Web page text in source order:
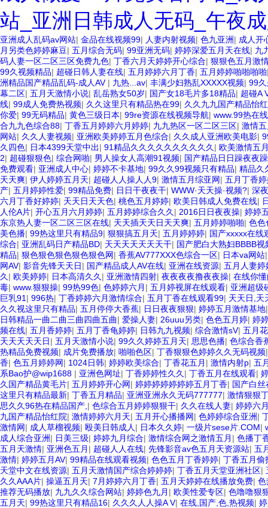
站_亚洲日韩成人无码_午夜
亚洲成人乱码av网站| 金品在线视频99| 人妻内射视频| 色九亚洲| 成人开
月另类色婷婷麻豆| 五月综合无码| 99亚洲无码| 婷婷深爱五月天在线| 九
码人妻一区二区三区免费九色| 丁香六月天婷婷开心综合| 狠狠色五月激
99久视频精品| 超碰日韩人妻在线| 五月婷婷六月丁香| 五月婷婷啪啪啪啪
洲精品国产精品乱码-成人AV | 九热...av| 丰满少妇熟乱XXXXX视频| 99
幕二区| 五月天激情小说| 乱岳熟女50岁| 国产女18毛片多18精品| 超碰A
线| 99成人免费热视频| 久久这里只有精品热在99| 久久九九国产精品怡
你爱| 99无码精品| 黄色三级日本| 99re资源在线视频导航| www.99热在线
合九九色综合88| 丁香五月婷婷六月婷婷| 九九热区一区二区三区| 激情
网站| 久久人妻视频| 亚洲欧美婷婷五月色综合| 久久成人亚洲欧美电影|
久四色| 日本4399天堂中出| 91精品久久久久久久久久久久 | 欧美激情五
2| 超碰狠狠色| 综合网啪| 男人操女人高潮91视频| 国产精品日日躁夜夜躁
免费观看| 亚洲成人中心| 婷婷不卡基地| 99久久99视频只有精品| 精品久
天天爽| 伊人婷婷五月天| 超碰人人操人人9| 激情五月综亚网| 五月丁香
产| 五月婷婷性爱| 99精品免费| 日日干夜夜干| WWW·天天操·视频?| 深
六月丁香好婷婷| 天天日天天色| 桃色五月婷婷| 欧美日韩成人免费在线|
人伦A片| 开心五月六月婷婷| 五月婷婷综合久久 | 2016日日夜夜操| 婷婷
东京热人妻一区二区三区在线| 天天插天天日天天爽| 五月婷婷啪啪| 色色
美色播| 99热这里只有精品9| 狠狠搞五月天| 五月婷婷婷| 国产xxxxx在线
综合| 亚洲乱码日产精品BD| 天天天天天天天干| 国产肥白大熟妇BBBB视
精品| 狠色狠色狠色狠色狠色网| 香蕉AV777XXX色综合一区| 日本va网站
网AV| 影音先锋天天日| 国产精品成人AV在线| 亚洲在线资源| 五月人妻婷
久 | 欧美婷婷| 日本高清久久 | 亚洲激情四射| 夜夜夜夜撸夜夜操| 在线你
毒| www.狠狠操| 99热99色| 色婷婷六月 | 五月婷视屏在线观看| 亚洲超级
巨乳91 | 996热| 丁香婷婷六月激情综合| 五月丁香在线观看99| 天天日,天
久久视这里只有精品| 五月停停大香蕉| 日日夜夜狠狠| 婷婷五月激情基地
日韩精品一曲二曲三曲四曲五曲| 爱操人妻| 26uuu另类| 色色五月婷| 婷
频在线| 五月香婷婷| 五月丁香龟婷婷| 日韩九九视频| 综合激情sV| 五月
天天天天天日| 五月天激情小说| 99久久婷婷五月天| 思思色播| 色综合香
热精品免费视频| 成片免费播放| 啪啪色区| 丁香狠狠色婷婷久久无码视频
香| 色五月婷婷网| 1024日韩| 婷婷欧美综合| 丁香花五月 | 激情内射p| 五
系Bao护@wip1688 | 亚洲色网址| 丁香婷婷性久久 | 丁香五月在线观看|
久国产精品黄毛片| 五月婷婷开心网| 婷婷婷婷婷婷婷五月丁香| 国产白
这里只有精品最新| 丁香五月精品| 亚洲亚洲永久无码777777| 激情狠狠
思久久96热在精品国产, | 色综合五月婷婷狠狠干| 久久在线人妻| 婷婷六
九国产精品怡红院| 激情婷婷六月天| 五月开心播播网| 色婷婷综合亚洲|
激情网| 成人草榴视频| 殴美日韩成人 | 日本久久婷| 一级片sese片.COM|
成人综合亚洲| 日美三级| 婷婷九月综合| 激情综合网之激情五月 | 色播丁
五月天激情| 亚洲色五月 | 超碰人人在线| 先锋影音av色五月天资源站| 五
激情| 婷婷五月AV| 99精品在线观看视频| 色色五月丁香婷婷| 丁香五月偷
天堂中文在线资源| 五月天激情国产综合婷婷婷| 丁香五月天堂亚洲社区|
久久AAA片| 操逼五月天| 7月婷婷六月丁香| 五月天婷婷在线播放免费| 色
推荐无码播放| 九九久久综合网站| 婷婷色九月 | 欧美性爱专区| 色噜噜狠
五月天| 99热这里只有精品16| 久久久人人操A V| 在线,国产,色,热视频|